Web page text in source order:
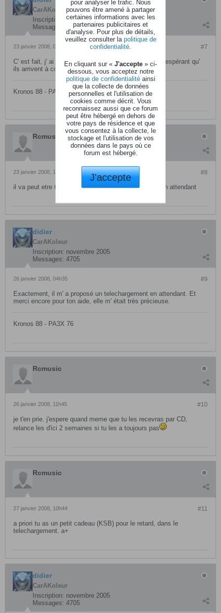
CarAKoleur
Inscription:
novembre 2005
Messages:
4705
#7
23 janvier 2008, 04h44
C' est fait, j' ai envoyé un email à Karo en anglais en espérant qu'
ils arrivent à comprendre.
Kronos 88 - PA3X 76
Rcmusic
#8
23 janvier 2008, 12h31
il va peut etre te proposer un telechargement privé, en attendant
didier
CarAKoleur
Inscription: novembre 2005
Messages: 4705
#9
26 janvier 2008, 04h35
Exactement, il m' a proposé un telechargement en attendant. Et
merci encore pour ton aide, elle m' était très précieuse.
Kronos 88 - PA3X 76
Rcmusic
#10
26 janvier 2008, 11h45
je t'en prie. j'espere quand meme que tu les recevras par CD,
relance les d'ici 2 semaines si tu les a toujours pas
Rcmusic
#11
27 janvier 2008, 10h44
a priori tu as un petit cadeau (KSB) pour le retard, dans le
telechargement. a+
didier
CarAKoleur
Inscription: novembre 2005
Messages: 4705
pour analyser le trafic. Nous
pouvons être amené à partager
certaines informations avec les
partenaires publicitaires et
d'analyse. Pour plus de détails,
veuillez consulter la politique de
confidentialité
En cliquant sur « J'accepte » ci-
dessous, vous acceptez notre
politique de confidentialitéainsi
que la collecte de données
personnelles et l'utilisation de
cookies comme décrit. Vous
reconnaissez aussi que ce forum
peut être hébergé en dehors de
votre pays de résidence et que
vous consentez à la collecte, le
stockage et l'utilisation de vos
données dans le pays où ce
forum est hébergé.
J'accepte